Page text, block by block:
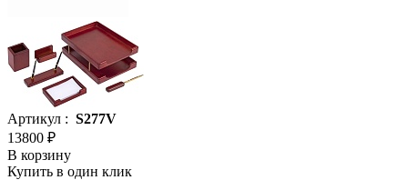
Артикул : S277V
13800 ₽
В корзину
Купить в один клик